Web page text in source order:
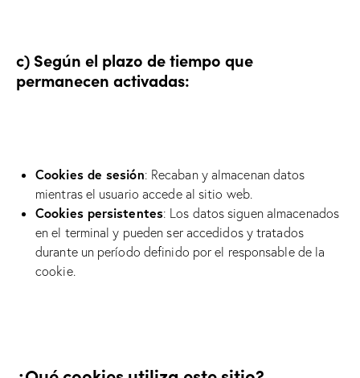
c) Según el plazo de tiempo que
permanecen activadas:
Cookies de sesión: Recaban y almacenan datos
mientras el usuario accede al sitio web.
Cookies persistentes: Los datos siguen almacenados
en el terminal y pueden ser accedidos y tratados
durante un período definido por el responsable de la
cookie.